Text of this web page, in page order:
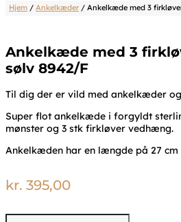
Hjem / Ankelkæder/ Ankelkæde med 3
Ankelkæde med 3
sølv 8942/F
Til dig der er vild med ankelkæder
Super flot ankelkæde i forgyldt
mønster og 3 stk firkløver vedhæng.
Ankelkæden har en længde på 27
kr. 395,00